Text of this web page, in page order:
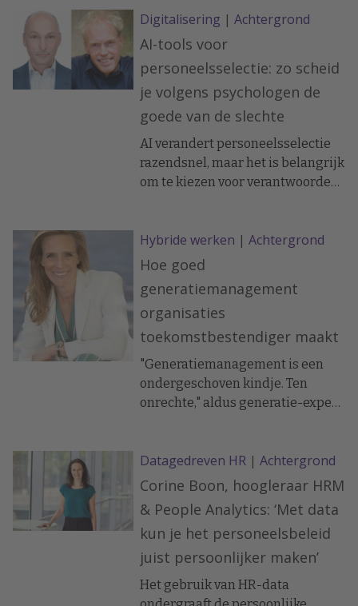
snel veranderende technologie en
regelgeving is dit dé uitdaging
hoe skill-based leren en AI jouw
organisatie kan helpen om deze
uitdagingen het hoofd te bieden.
Digitalisering | Achtergrond
AI-tools voor
personeelsselectie: zo scheid
je volgens psychologen de
goede van de slechte
AI verandert personeelsselectie
razendsnel, maar het is belangrijk
om te kiezen voor verantwoorde
betrouwbare tools en lepe
beloftes in het overvloedige
aanbod? Psychologen Rinie
Ariëns en Reinout de Vries
schreven vuistregels om het
enorme aanbod te schiften.
Hybride werken | Achtergrond
Hoe goed
generatiemanagement
organisaties
toekomstbestendiger maakt
"Generatiemanagement is een
ondergeschoven kindje. Ten
onrechte," aldus generatie-expert
de verschillen tussen generaties
op de werkvloer en hoe deze
kunnen worden overbrugd.
Datagedreven HR | Achtergrond
Corine Boon, hoogleraar HRM
& People Analytics: ‘Met data
kun je het personeelsbeleid
juist persoonlijker maken’
Het gebruik van HR-data